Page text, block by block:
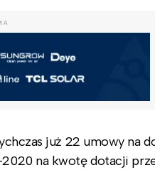
już 22 umowy na
na kwotę dotacji